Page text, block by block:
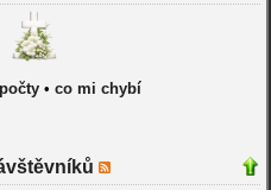
počty• co mi chybí